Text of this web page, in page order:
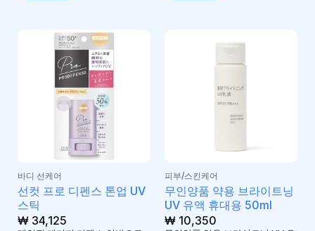
바디 선케어
선컷 프로 디펜스 톤업 UV
스틱
₩34,125
피부/스킨케어
무인양품 약용 브라이트닝
UV 유액 휴대용 50ml
₩10,350